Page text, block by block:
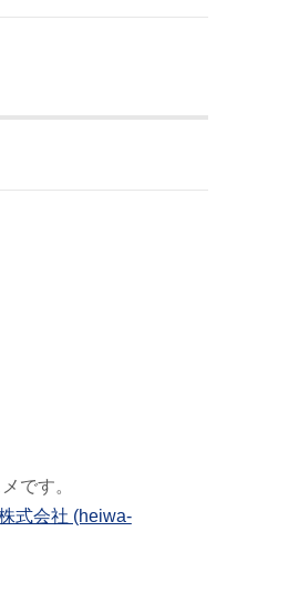
です。
式会社 (heiwa-